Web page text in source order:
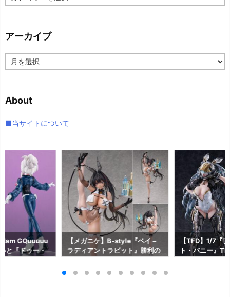
テ
ー
アーカイブ
ー
ブ
About
■当サイトについて
GQuuuuu
と『ドゥー・
【メガニケ】B-style『ベイ –
ラディアントラビット』勝利の
約【フリーイング】より2026
【TFD】1/7『
ト・バニー』